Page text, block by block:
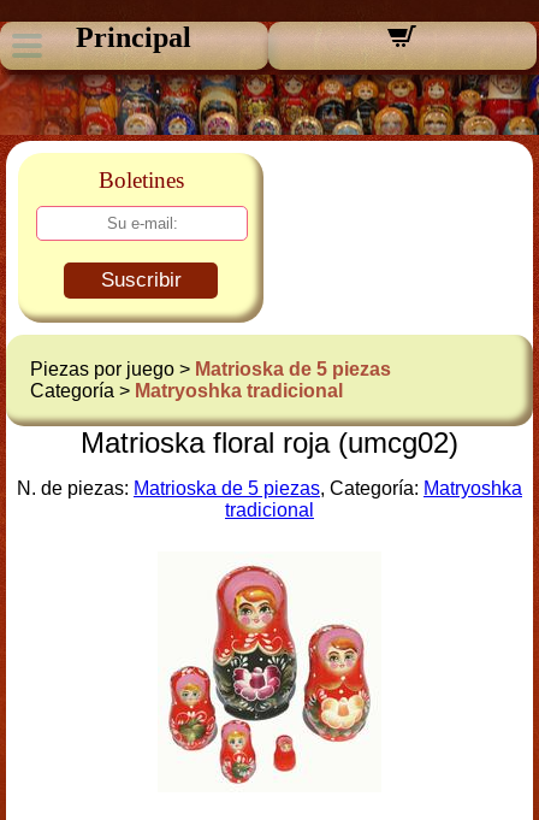
Principal
Boletines
Suscribir
Piezas por juego > Matrioska de 5 piezas
Categoría > Matryoshka tradicional
Matrioska floral roja (umcg02)
N. de piezas: Matrioska de 5 piezas, Categoría: Matryoshka
tradicional